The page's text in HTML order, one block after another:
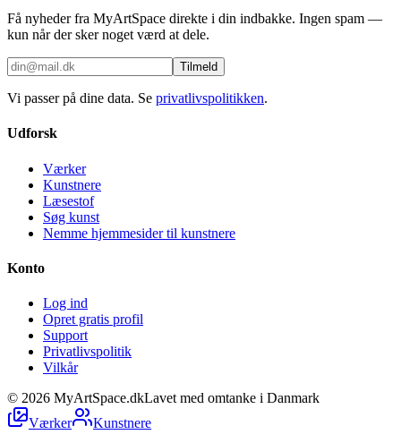
Få nyheder fra MyArtSpace direkte i din indbakke. Ingen spam —
kun når der sker noget værd at dele.
Tilmeld
Vi passer på dine data. Se privatlivspolitikken.
Udforsk
Værker
Kunstnere
Læsestof
Søg kunst
Nemme hjemmesider til kunstnere
Konto
Log ind
Opret gratis profil
Support
Privatlivspolitik
Vilkår
© 2026 MyArtSpace.dkLavet med omtanke i Danmark
Værker
Kunstnere